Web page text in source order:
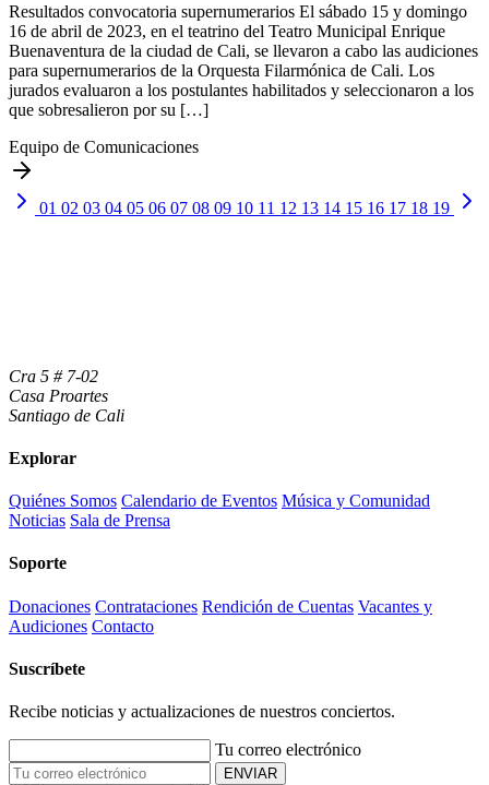
Resultados convocatoria supernumerarios El sábado 15 y domingo
16 de abril de 2023, en el teatrino del Teatro Municipal Enrique
Buenaventura de la ciudad de Cali, se llevaron a cabo las audiciones
para supernumerarios de la Orquesta Filarmónica de Cali. Los
jurados evaluaron a los postulantes habilitados y seleccionaron a los
que sobresalieron por su […]
Equipo de Comunicaciones
01 02 03 04 05 06 07 08 09 10 11 12 13 14 15 16 17 18 19
Cra 5 # 7-02
Casa Proartes
Santiago de Cali
Explorar
Quiénes Somos Calendario de Eventos Música y Comunidad
Noticias Sala de Prensa
Soporte
Donaciones Contrataciones Rendición de Cuentas Vacantes y
Audiciones Contacto
Suscríbete
Recibe noticias y actualizaciones de nuestros conciertos.
Tu correo electrónico
ENVIAR